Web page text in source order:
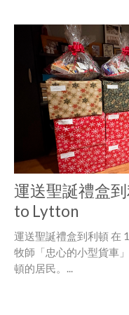
運送聖誕禮盒
to Lytton
運送聖誕禮盒到利頓 在
牧師「忠心的小型貨車
頓的居民。...